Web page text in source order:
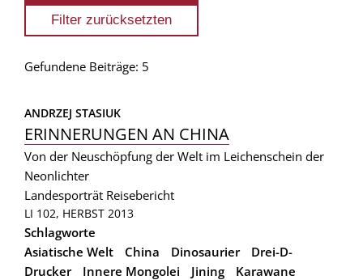
Gefundene Beiträge: 5
ANDRZEJ STASIUK
ERINNERUNGEN AN CHINA
Von der Neuschöpfung der Welt im Leichenschein der
Neonlichter
Landesporträt Reisebericht
LI 102, HERBST 2013
Schlagworte
Asiatische Welt
China Dinosaurier
Drei-D-
Drucker
Innere Mongolei Jining
Karawane